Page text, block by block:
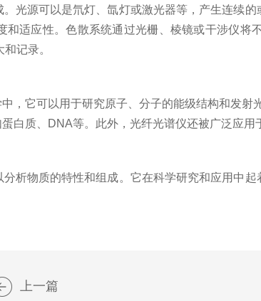
光源可以是氘灯、氙灯或激光器等，产生连续
适应性。色散系统通过光栅、棱镜或干涉仪
记录。
它可以用于研究原子、分子的能级结构和发射
白质、DNA等。此外，光纤光谱仪还被广泛应用
物质的特性和组成。它在科学研究和应用中
上一篇